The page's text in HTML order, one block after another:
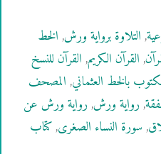
,التلاوة برواية ورش,الخط
,القرآن الكريم,القرآن للنسخ
بالخط العثماني,المصحف
,رواية ورش,رواية ورش عن
,سورة النساء الصغرى,كتاب